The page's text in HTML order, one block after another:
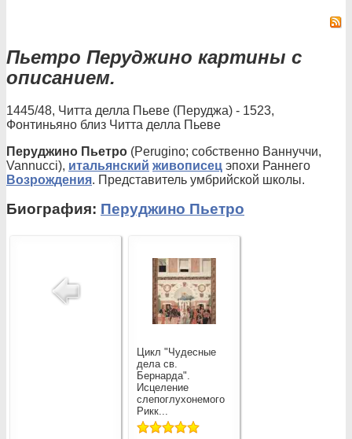
Пьетро Перуджино картины с
описанием.
1445/48, Читта делла Пьеве (Перуджа) - 1523,
Фонтиньяно близ Читта делла Пьеве
Перуджино Пьетро (Perugino; собственно Ваннуччи,
Vannucci), итальянский живописец эпохи Раннего
Возрождения. Представитель умбрийской школы.
Биография: Перуджино Пьетро
Цикл "Чудесные
дела св.
Бернарда".
Исцеление
слепоглухонемого
Рикк...